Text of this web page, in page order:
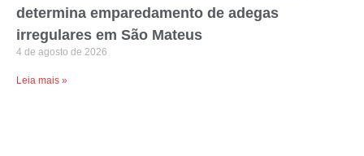
determina emparedamento de adegas
irregulares em São Mateus
4 de agosto de 2026
Leia mais »